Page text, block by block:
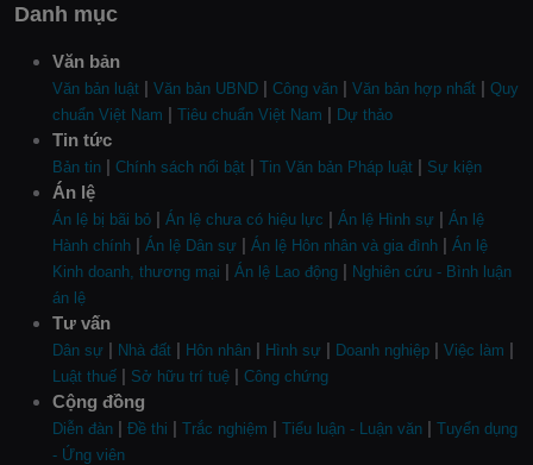
Danh mục
Văn bản
Văn bản luật | Văn bản UBND | Công văn | Văn bản hợp nhất | Quy
chuẩn Việt Nam | Tiêu chuẩn Việt Nam | Dự thảo
Tin tức
Bản tin | Chính sách nổi bật | Tin Văn bản Pháp luật | Sự kiện
Án lệ
Án lệ bị bãi bỏ | Án lệ chưa có hiệu lực | Án lệ Hình sự | Án lệ
Hành chính | Án lệ Dân sự | Án lệ Hôn nhân và gia đình | Án lệ
Kinh doanh, thương mại | Án lệ Lao động | Nghiên cứu - Bình luận
án lệ
Tư vấn
Dân sự | Nhà đất | Hôn nhân | Hình sự | Doanh nghiệp | Việc làm |
Luật thuế | Sở hữu trí tuệ | Công chứng
Cộng đồng
Diễn đàn | Đề thi | Trắc nghiệm | Tiểu luận - Luận văn | Tuyển dụng
- Ứng viên